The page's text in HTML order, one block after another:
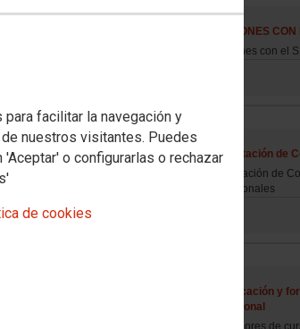
facilitar la navegación y
nuestros visitantes. Puedes
o configurarlas o rechazar
de cookies
GESTIONES
Gestiones con el
Acreditación de
Acreditación de
Profesionales
Cualificación y
profesional
Buscadores de